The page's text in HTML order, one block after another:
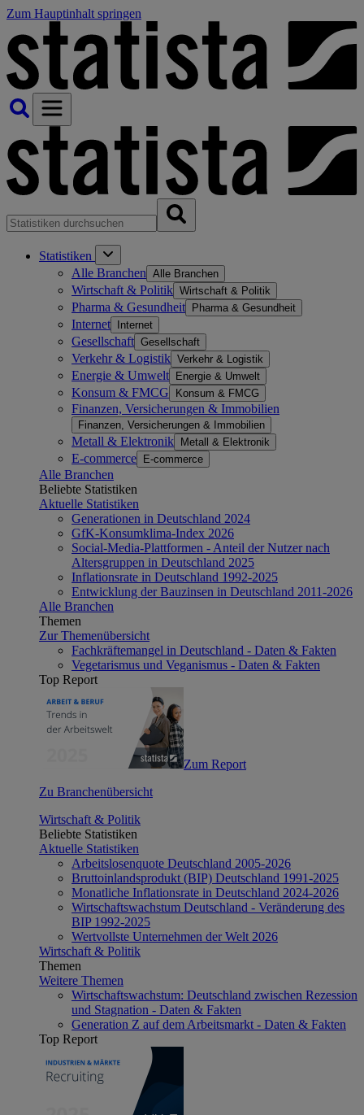
Zum Hauptinhalt springen
Statistiken
Alle Branchen Alle Branchen
Wirtschaft & Politik Wirtschaft & Politik
Pharma & Gesundheit Pharma & Gesundheit
Internet Internet
Gesellschaft Gesellschaft
Verkehr & Logistik Verkehr & Logistik
Energie & Umwelt Energie & Umwelt
Konsum & FMCG Konsum & FMCG
Finanzen, Versicherungen & Immobilien
Finanzen, Versicherungen & Immobilien
Metall & Elektronik Metall & Elektronik
E-commerce E-commerce
Alle Branchen
Beliebte Statistiken
Aktuelle Statistiken
Generationen in Deutschland 2024
GfK-Konsumklima-Index 2026
Social-Media-Plattformen - Anteil der Nutzer nach
Altersgruppen in Deutschland 2025
Inflationsrate in Deutschland 1992-2025
Entwicklung der Bauzinsen in Deutschland 2011-2026
Alle Branchen
Themen
Zur Themenübersicht
Fachkräftemangel in Deutschland - Daten & Fakten
Vegetarismus und Veganismus - Daten & Fakten
Top Report
Zum Report
Zu Branchenübersicht
Wirtschaft & Politik
Beliebte Statistiken
Aktuelle Statistiken
Arbeitslosenquote Deutschland 2005-2026
Bruttoinlandsprodukt (BIP) Deutschland 1991-2025
Monatliche Inflationsrate in Deutschland 2024-2026
Wirtschaftswachstum Deutschland - Veränderung des
BIP 1992-2025
Wertvollste Unternehmen der Welt 2026
Wirtschaft & Politik
Themen
Weitere Themen
Wirtschaftswachstum: Deutschland zwischen Rezession
und Stagnation - Daten & Fakten
Generation Z auf dem Arbeitsmarkt - Daten & Fakten
Top Report